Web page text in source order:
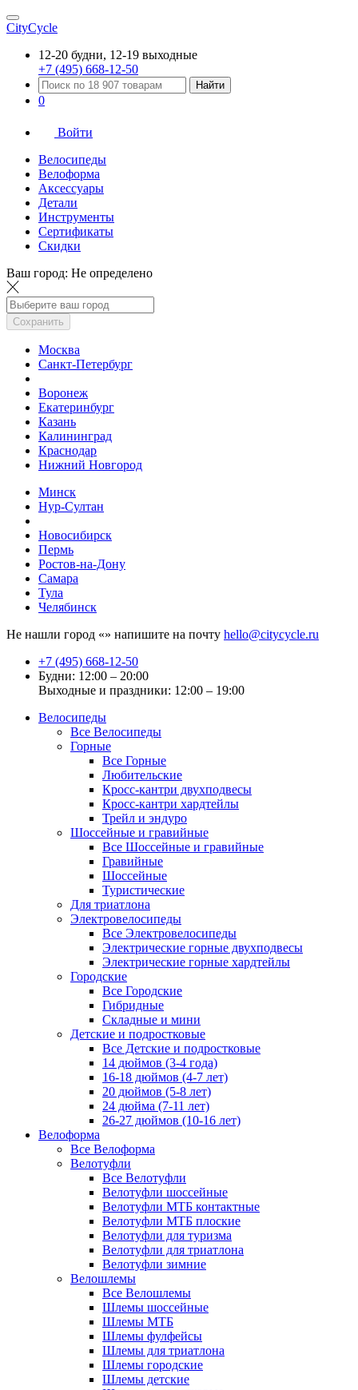
CityCycle
12-20 будни, 12-19 выходные
+7 (495) 668-12-50
Найти
0
Войти
Велосипеды
Велоформа
Аксессуары
Детали
Инструменты
Сертификаты
Скидки
Ваш город: Не определено
Сохранить
Москва
Санкт-Петербург
Воронеж
Екатеринбург
Казань
Калининград
Краснодар
Нижний Новгород
Минск
Нур-Султан
Новосибирск
Пермь
Ростов-на-Дону
Самара
Тула
Челябинск
Не нашли город «» напишите на почту hello@citycycle.ru
+7 (495) 668-12-50
Будни: 12:00 – 20:00
Выходные и праздники: 12:00 – 19:00
Велосипеды
Все Велосипеды
Горные
Все Горные
Любительские
Кросс-кантри двухподвесы
Кросс-кантри хардтейлы
Трейл и эндуро
Шоссейные и гравийные
Все Шоссейные и гравийные
Гравийные
Шоссейные
Туристические
Для триатлона
Электровелосипеды
Все Электровелосипеды
Электрические горные двухподвесы
Электрические горные хардтейлы
Городские
Все Городские
Гибридные
Складные и мини
Детские и подростковые
Все Детские и подростковые
14 дюймов (3-4 года)
16-18 дюймов (4-7 лет)
20 дюймов (5-8 лет)
24 дюйма (7-11 лет)
26-27 дюймов (10-16 лет)
Велоформа
Все Велоформа
Велотуфли
Все Велотуфли
Велотуфли шоссейные
Велотуфли МТБ контактные
Велотуфли МТБ плоские
Велотуфли для туризма
Велотуфли для триатлона
Велотуфли зимние
Велошлемы
Все Велошлемы
Шлемы шоссейные
Шлемы МТБ
Шлемы фулфейсы
Шлемы для триатлона
Шлемы городские
Шлемы детские